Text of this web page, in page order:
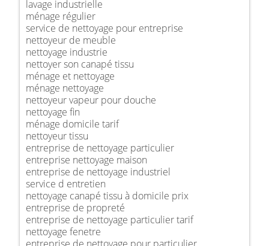
lavage industrielle
ménage régulier
service de nettoyage pour entreprise
nettoyeur de meuble
nettoyage industrie
nettoyer son canapé tissu
ménage et nettoyage
ménage nettoyage
nettoyeur vapeur pour douche
nettoyage fin
ménage domicile tarif
nettoyeur tissu
entreprise de nettoyage particulier
entreprise nettoyage maison
entreprise de nettoyage industriel
service d entretien
nettoyage canapé tissu à domicile prix
entreprise de propreté
entreprise de nettoyage particulier tarif
nettoyage fenetre
entreprise de nettoyage pour particulier